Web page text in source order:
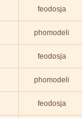
feodosja
phomodeli
feodosja
phomodeli
feodosja